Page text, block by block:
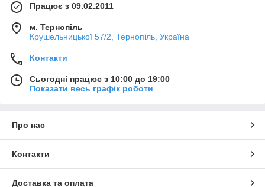
Працює з 09.02.2011
м. Тернопіль
Крушельницької 57/2, Тернопіль, Україна
Контакти
Сьогодні працює з 10:00 до 19:00
Показати весь графік роботи
Про нас
Контакти
Доставка та оплата